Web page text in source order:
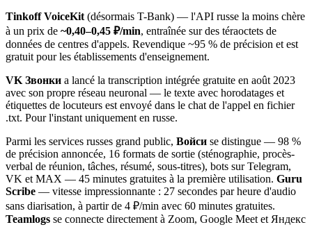
Tinkoff VoiceKit (désormais T-Bank) — l'API russe la moins chère
à un prix de ~0,40–0,45 ₽/min, entraînée sur des téraoctets de
données de centres d'appels. Revendique ~95 % de précision et est
gratuit pour les établissements d'enseignement.
VK Звонки a lancé la transcription intégrée gratuite en août 2023
avec son propre réseau neuronal — le texte avec horodatages et
étiquettes de locuteurs est envoyé dans le chat de l'appel en fichier
.txt. Pour l'instant uniquement en russe.
Parmi les services russes grand public, Войси se distingue — 98 %
de précision annoncée, 16 formats de sortie (sténographie, procès-
verbal de réunion, tâches, résumé, sous-titres), bots sur Telegram,
VK et MAX — 45 minutes gratuites à la première utilisation. Guru
Scribe — vitesse impressionnante : 27 secondes par heure d'audio
sans diarisation, à partir de 4 ₽/min avec 60 minutes gratuites.
Teamlogs se connecte directement à Zoom, Google Meet et Яндекс